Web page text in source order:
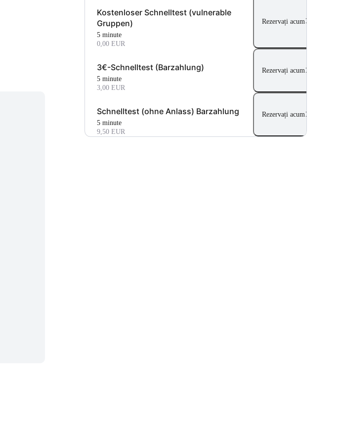
Kostenloser Schnelltest (vulnerable
Gruppen)
5 minute
0,00 EUR
Rezervați acum
3€-Schnelltest (Barzahlung)
5 minute
3,00 EUR
Rezervați acum
Schnelltest (ohne Anlass) Barzahlung
5 minute
9,50 EUR
Rezervați acum